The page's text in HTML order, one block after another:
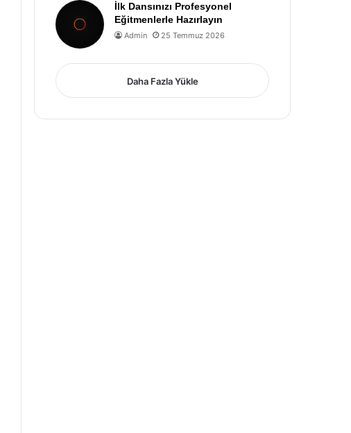
İlk Dansınızı Profesyonel
Eğitmenlerle Hazırlayın
Admin 25 Temmuz 2026
Daha Fazla Yükle